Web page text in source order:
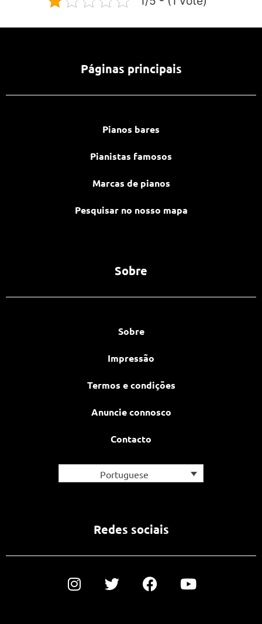
Páginas principais
Pianos bares
Pianistas famosos
Marcas de pianos
Pesquisar no nosso mapa
Sobre
Sobre
Impressão
Termos e condições
Anuncie connosco
Contacto
Portuguese
Redes sociais